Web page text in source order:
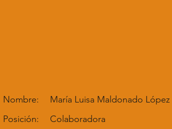
María Luisa Maldonado López
Nombre:
Colaboradora
Posición: